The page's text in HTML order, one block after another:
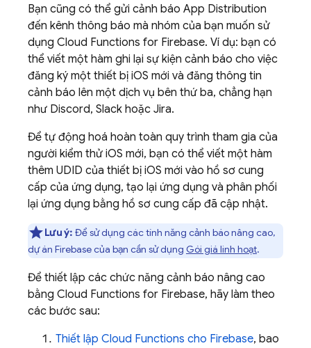
Bạn cũng có thể gửi cảnh báo App Distribution
đến kênh thông báo mà nhóm của bạn muốn sử
dụng Cloud Functions for Firebase. Ví dụ: bạn có
thể viết một hàm ghi lại sự kiện cảnh báo cho việc
đăng ký một thiết bị iOS mới và đăng thông tin
cảnh báo lên một dịch vụ bên thứ ba, chẳng hạn
như Discord, Slack hoặc Jira.
Để tự động hoá hoàn toàn quy trình tham gia của
người kiểm thử iOS mới, bạn có thể viết một hàm
thêm UDID của thiết bị iOS mới vào hồ sơ cung
cấp của ứng dụng, tạo lại ứng dụng và phân phối
lại ứng dụng bằng hồ sơ cung cấp đã cập nhật.
Lưu ý: Để sử dụng các tính năng cảnh báo nâng cao,
dự án Firebase của bạn cần sử dụng Gói giá linh hoạt.
Để thiết lập các chức năng cảnh báo nâng cao
bằng Cloud Functions for Firebase, hãy làm theo
các bước sau:
Thiết lập Cloud Functions cho Firebase, bao